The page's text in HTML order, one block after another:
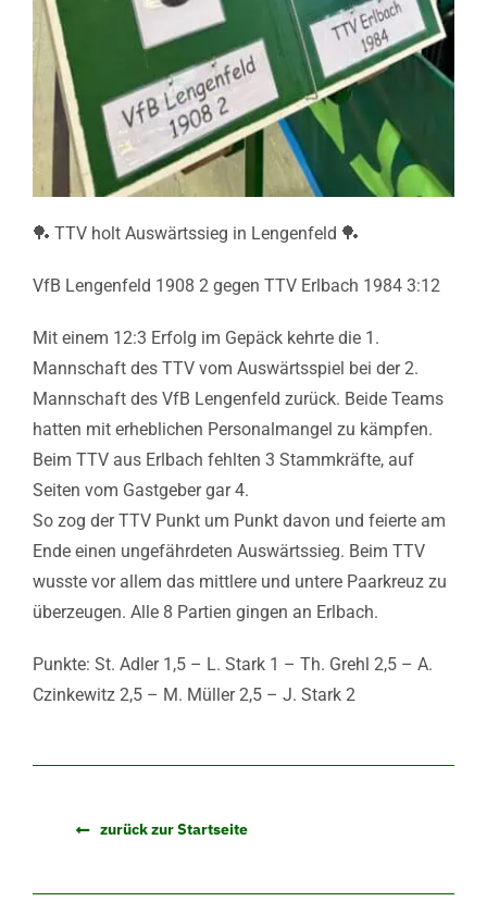
🏓 TTV holt Auswärtssieg in Lengenfeld 🏓
VfB Lengenfeld 1908 2 gegen TTV Erlbach 1984 3:12
Mit einem 12:3 Erfolg im Gepäck kehrte die 1.
Mannschaft des TTV vom Auswärtsspiel bei der 2.
Mannschaft des VfB Lengenfeld zurück. Beide Teams
hatten mit erheblichen Personalmangel zu kämpfen.
Beim TTV aus Erlbach fehlten 3 Stammkräfte, auf
Seiten vom Gastgeber gar 4.
So zog der TTV Punkt um Punkt davon und feierte am
Ende einen ungefährdeten Auswärtssieg. Beim TTV
wusste vor allem das mittlere und untere Paarkreuz zu
überzeugen. Alle 8 Partien gingen an Erlbach.
Punkte: St. Adler 1,5 – L. Stark 1 – Th. Grehl 2,5 – A.
Czinkewitz 2,5 – M. Müller 2,5 – J. Stark 2
zurück zur Startseite